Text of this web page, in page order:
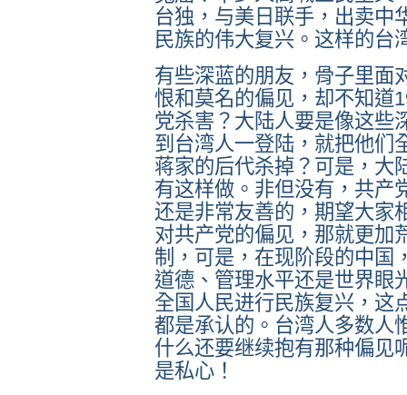
台独，与美日联手，出卖中
民族的伟大复兴。这样的台
有些深蓝的朋友，骨子里面
恨和莫名的偏见，却不知道
党杀害？大陆人要是像这些
到台湾人一登陆，就把他们
蒋家的后代杀掉？可是，大
有这样做。非但没有，共产
还是非常友善的，期望大家
对共产党的偏见，那就更加
制，可是，在现阶段的中国
道德、管理水平还是世界眼
全国人民进行民族复兴，这
都是承认的。台湾人多数人
什么还要继续抱有那种偏见
是私心！